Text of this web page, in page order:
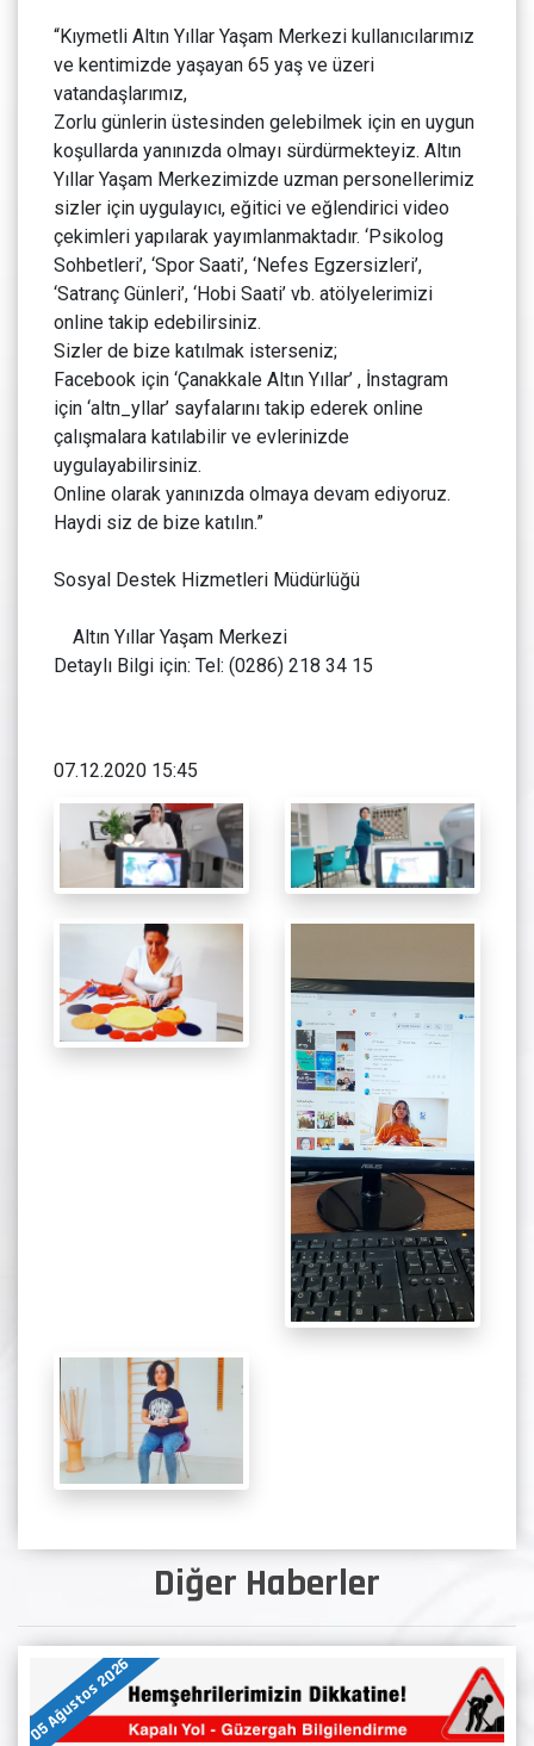
Diğer Haberler
05 Ağustos 2026
“Kıymetli Altın Yıllar Yaşam Merkezi kullanıcılarımız
ve kentimizde yaşayan 65 yaş ve üzeri
vatandaşlarımız,
Zorlu günlerin üstesinden gelebilmek için en uygun
koşullarda yanınızda olmayı sürdürmekteyiz. Altın
Yıllar Yaşam Merkezimizde uzman personellerimiz
sizler için uygulayıcı, eğitici ve eğlendirici video
çekimleri yapılarak yayımlanmaktadır. ‘Psikolog
Sohbetleri’, ‘Spor Saati’, ‘Nefes Egzersizleri’,
‘Satranç Günleri’, ‘Hobi Saati’ vb. atölyelerimizi
online takip edebilirsiniz.
Sizler de bize katılmak isterseniz;
Facebook için ‘Çanakkale Altın Yıllar’ , İnstagram
için ‘altn_yllar’ sayfalarını takip ederek online
çalışmalara katılabilir ve evlerinizde
uygulayabilirsiniz.
Online olarak yanınızda olmaya devam ediyoruz.
Haydi siz de bize katılın.”
Sosyal Destek Hizmetleri Müdürlüğü
Altın Yıllar Yaşam Merkezi
Detaylı Bilgi için: Tel: (0286) 218 34 15
07.12.2020 15:45